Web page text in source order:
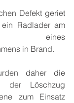
Defekt geriet
Radlader am
eines
in Brand.
daher die
der Löschzug
zum Einsatz